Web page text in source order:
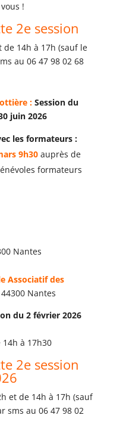
!
2e session
de 14h à 17h (sauf le
au 06 47 98 02 68
:Session du
juin 2026
les formateurs :
9h30 auprès de
formateurs
Nantes
Associatif des
Nantes
du 2 février 2026
à 17h30
2e session
et de 14h à 17h (sauf
sms au 06 47 98 02